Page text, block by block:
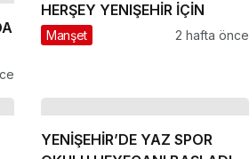
HERŞEY YENIŞEHİR İÇİN
Manşet 2 hafta önce
YENİŞEHİR’DE YAZ SPOR